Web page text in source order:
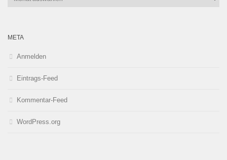
META
Anmelden
Eintrags-Feed
Kommentar-Feed
WordPress.org